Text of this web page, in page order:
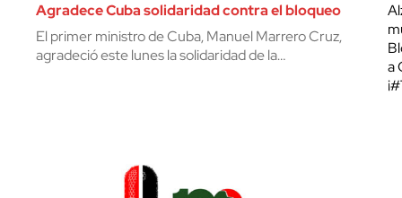
Agradece Cuba solidaridad contra el bloqueo
El primer ministro de Cuba, Manuel Marrero Cruz,
agradeció este lunes la solidaridad de la…
a